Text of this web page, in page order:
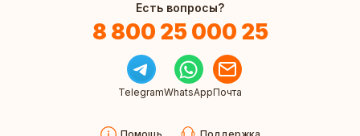
Есть вопросы?
8 800 25 000 25
TelegramWhatsAppПочта